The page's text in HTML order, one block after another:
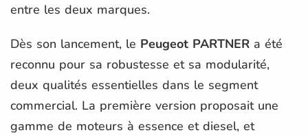
entre les deux marques.
Dès son lancement, le Peugeot PARTNER a été
reconnu pour sa robustesse et sa modularité,
deux qualités essentielles dans le segment
commercial. La première version proposait une
gamme de moteurs à essence et diesel, et